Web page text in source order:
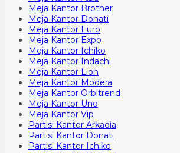
Meja Kantor Brother
Meja Kantor Donati
Meja Kantor Euro
Meja Kantor Expo
Meja Kantor Ichiko
Meja Kantor Indachi
Meja Kantor Lion
Meja Kantor Modera
Meja Kantor Orbitrend
Meja Kantor Uno
Meja Kantor Vip
Partisi Kantor Arkadia
Partisi Kantor Donati
Partisi Kantor Ichiko